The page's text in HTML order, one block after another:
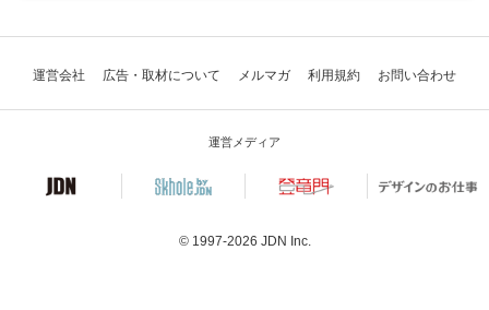
運営会社 広告・取材について メルマガ 利用規約 お問い合わせ
運営メディア
© 1997-2026 JDN Inc.